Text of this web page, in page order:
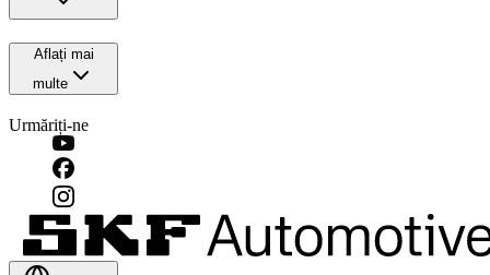
Aflați mai
multe
Urmăriți-ne